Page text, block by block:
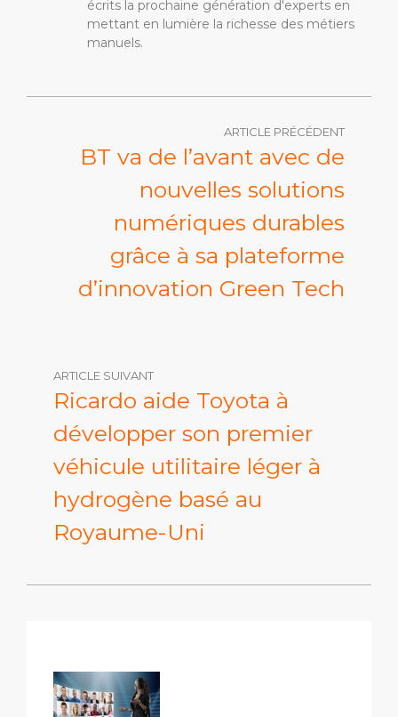
écrits la prochaine génération d'experts en
mettant en lumière la richesse des métiers
manuels.
ARTICLE PRÉCÉDENT
BT va de l’avant avec de
nouvelles solutions
numériques durables
grâce à sa plateforme
d’innovation Green Tech
ARTICLE SUIVANT
Ricardo aide Toyota à
développer son premier
véhicule utilitaire léger à
hydrogène basé au
Royaume-Uni